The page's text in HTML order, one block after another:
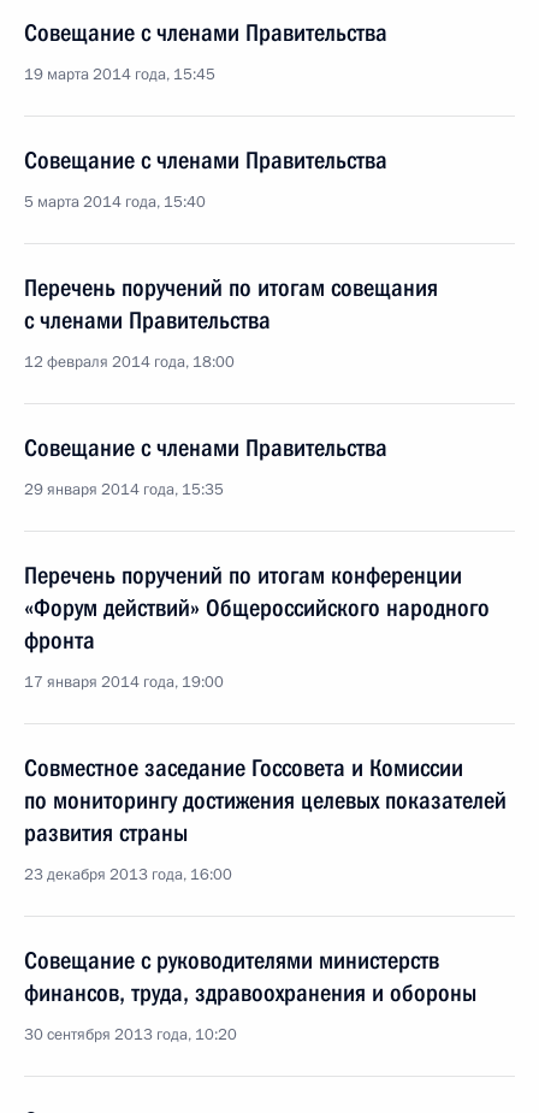
Совещание с членами Правительства
19 марта 2014 года, 15:45
Совещание с членами Правительства
5 марта 2014 года, 15:40
Перечень поручений по итогам совещания
с членами Правительства
12 февраля 2014 года, 18:00
Совещание с членами Правительства
29 января 2014 года, 15:35
Перечень поручений по итогам конференции
«Форум действий» Общероссийского народного
фронта
17 января 2014 года, 19:00
Совместное заседание Госсовета и Комиссии
по мониторингу достижения целевых показателей
развития страны
23 декабря 2013 года, 16:00
Совещание с руководителями министерств
финансов, труда, здравоохранения и обороны
30 сентября 2013 года, 10:20